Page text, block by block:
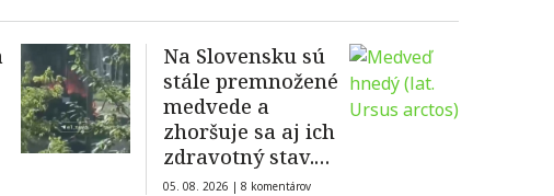
Na Slovensku sú
stále premnožené
medvede a
zhoršuje sa aj ich
zdravotný stav.
Ministerstvo
05. 08. 2026 | 8 komentárov